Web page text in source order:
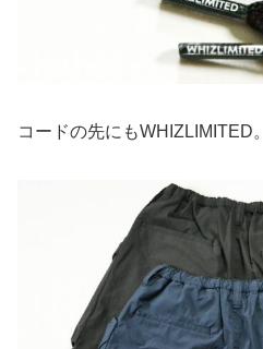
コードの先にもWHIZLIMITED。